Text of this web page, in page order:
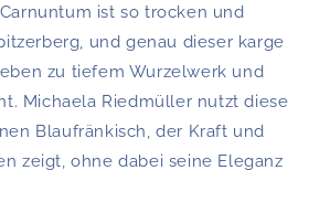
ist so trocken und
und genau dieser karge
zu tiefem Wurzelwerk und
Michaela Riedmüller nutzt diese
Blaufränkisch, der Kraft und
zeigt, ohne dabei seine Eleganz